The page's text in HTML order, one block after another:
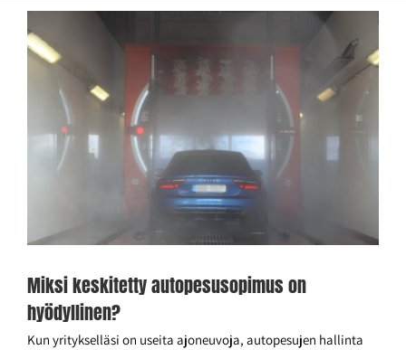
kuvaa
isompana
Miksi keskitetty autopesusopimus on
hyödyllinen?
Kun yritykselläsi on useita ajoneuvoja, autopesujen hallinta